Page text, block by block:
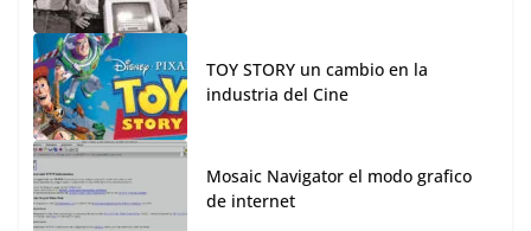
TOY STORY un cambio en la
industria del Cine
Mosaic Navigator el modo grafico
de internet